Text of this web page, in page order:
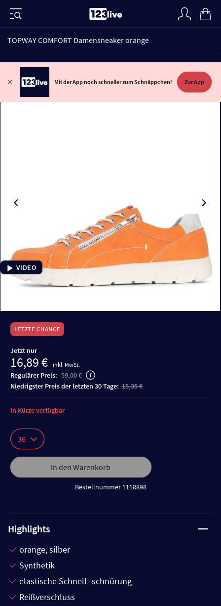
TOPWAY COMFORT Damensneaker orange
Mit der App noch schneller zum Schnäppchen! Zur App
VIDEO
LETZTE CHANCE
Jetzt nur
16,89 € inkl. MwSt.
Regulärer Preis: 59,00 €
niedrigster Preis der letzten 30 Tage: 15,35 €
36
In den Warenkorb
Bestellnummer 1118898
In Kürze verfügbar
Highlights
orange, silber
Synthetik
elastische Schnell- schnürung
Reißverschluss